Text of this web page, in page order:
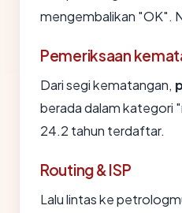
mengembalikan "OK".
Pemeriksaan
Dari segi kematangan,
berada dalam kategori
24.2 tahun terdaftar.
Routing & ISP
Lalu lintas ke